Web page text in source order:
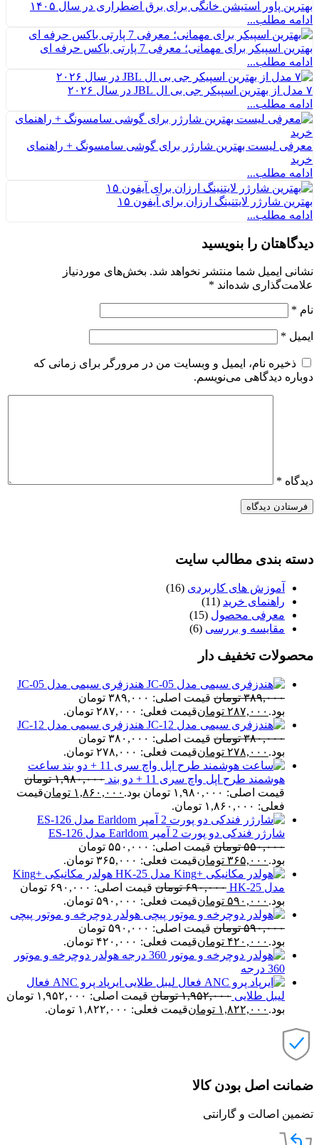
بهترین پاور استیشن‌ خانگی برای برق اضطراری در سال ۱۴۰۵
ادامه مطلب...
بهترین اسپیکر برای مهمانی؛ معرفی 7 پارتی باکس حرفه ای
ادامه مطلب...
۷ مدل از بهترین اسپیکر جی بی ال JBL در سال ۲۰۲۶
ادامه مطلب...
معرفی لیست بهترین شارژر برای گوشی سامسونگ + راهنمای
خرید
ادامه مطلب...
بهترین شارژر لایتنینگ ارزان برای آیفون ۱۵
ادامه مطلب...
دیدگاهتان را بنویسید
نشانی ایمیل شما منتشر نخواهد شد. بخش‌های موردنیاز
علامت‌گذاری شده‌اند *
نام *
ایمیل *
ذخیره نام، ایمیل و وبسایت من در مرورگر برای زمانی که
دوباره دیدگاهی می‌نویسم.
دیدگاه *
دسته بندی مطالب سایت
آموزش های کاربردی (16)
راهنمای خرید (11)
معرفی محصول (15)
مقایسه و بررسی (6)
محصولات تخفیف دار
هندزفری سیمی مدل JC-05
۳۸۹,۰۰۰ تومان
قیمت اصلی: ۳۸۹,۰۰۰ تومان
بود. ۲۸۷,۰۰۰ تومانقیمت فعلی: ۲۸۷,۰۰۰ تومان.
هندزفری سیمی مدل JC-12
۳۸۰,۰۰۰ تومان
قیمت اصلی: ۳۸۰,۰۰۰ تومان
بود. ۲۷۸,۰۰۰ تومانقیمت فعلی: ۲۷۸,۰۰۰ تومان.
ساعت
هوشمند طرح اپل واچ سری 11 + دو بند
۱,۹۸۰,۰۰۰ تومان
قیمت اصلی: ۱,۹۸۰,۰۰۰ تومان بود.
۱,۸۶۰,۰۰۰ تومانقیمت
فعلی: ۱,۸۶۰,۰۰۰ تومان.
شارژر فندکی دو پورت 2 آمپر Earldom مدل ES-126
۵۵۰,۰۰۰ تومان
قیمت اصلی: ۵۵۰,۰۰۰ تومان
بود. ۳۶۵,۰۰۰ تومانقیمت فعلی: ۳۶۵,۰۰۰ تومان.
هولدر مکانیکی +King
مدل HK-25
۶۹۰,۰۰۰ تومان
قیمت اصلی: ۶۹۰,۰۰۰ تومان
بود. ۵۹۰,۰۰۰ تومانقیمت فعلی: ۵۹۰,۰۰۰ تومان.
هولدر دوچرخه و موتور پیچی
۵۹۰,۰۰۰ تومان
قیمت اصلی: ۵۹۰,۰۰۰ تومان
بود. ۴۲۰,۰۰۰ تومانقیمت فعلی: ۴۲۰,۰۰۰ تومان.
هولدر دوچرخه و موتور
360 درجه
ایرپاد پرو ANC فعال
لیبل طلایی ۱,۹۵۲,۰۰۰ تومان
قیمت اصلی: ۱,۹۵۲,۰۰۰ تومان
بود. ۱,۸۲۲,۰۰۰ تومانقیمت فعلی: ۱,۸۲۲,۰۰۰ تومان.
ضمانت اصل بودن کالا
تضمین اصالت و گارانتی